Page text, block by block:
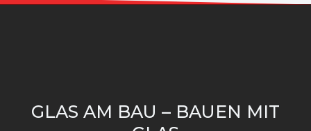
GLAS AM BAU – BAUEN MIT